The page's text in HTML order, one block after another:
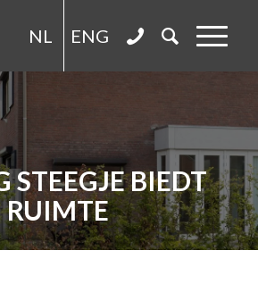
NL ENG
STEEGJE BIEDT
RUIMTE